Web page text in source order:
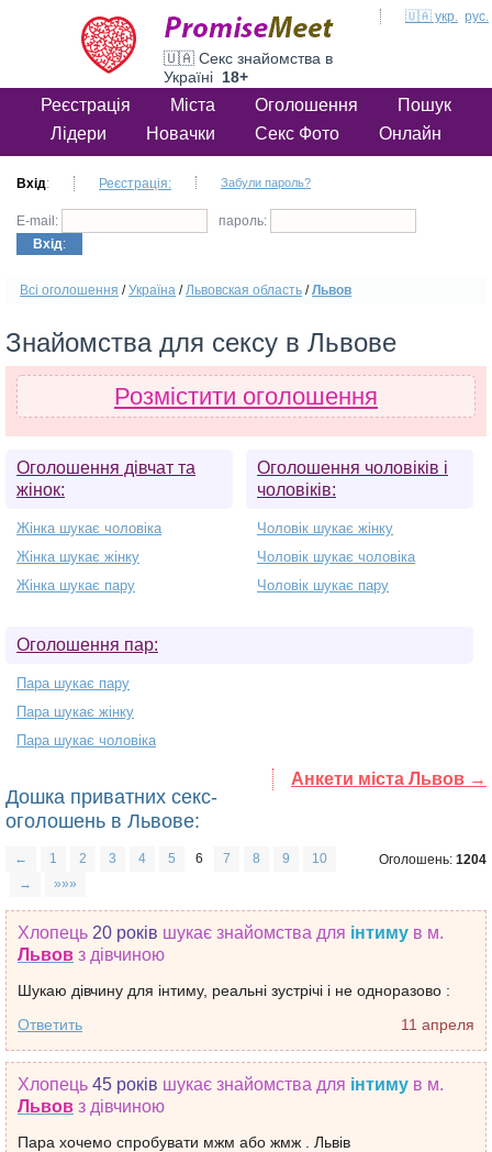
🇺🇦 Секс знайомства в
Україні 18+
Реєстрація Міста Оголошення
Пошук
Лідери
Новачки Секс Фото Онлайн
Вхід: Реєстрація: Забули пароль?
E-mail:
пароль:
Вхід:
🇺🇦 укр. рус.
Всі оголошення /Україна /Львовская область /Львов
Знайомства для сексу в Львове
Розмістити оголошення
Оголошення дівчат та
жінок:
Жінка шукає чоловіка
Жінка шукає жінку
Жінка шукає пару
Оголошення чоловіків і
чоловіків:
Чоловік шукає жінку
Чоловік шукає чоловіка
Чоловік шукає пару
Оголошення пар:
Пара шукає пару
Пара шукає жінку
Пара шукає чоловіка
Анкети міста Львов →
Дошка приватних секс-
оголошень в Львове:
Оголошень: 1204
← 1 2 3 4 5 6 7 8 9
10
→
»»»
Хлопець 20 років шукає знайомства для інтиму в м.
Львов з дівчиною
Шукаю дівчину для інтиму, реальні зустрічі і не одноразово :
11 апреля
Ответить
Хлопець 45 років шукає знайомства для інтиму в м.
Львов з дівчиною
Пара хочемо спробувати мжм або жмж . Львів